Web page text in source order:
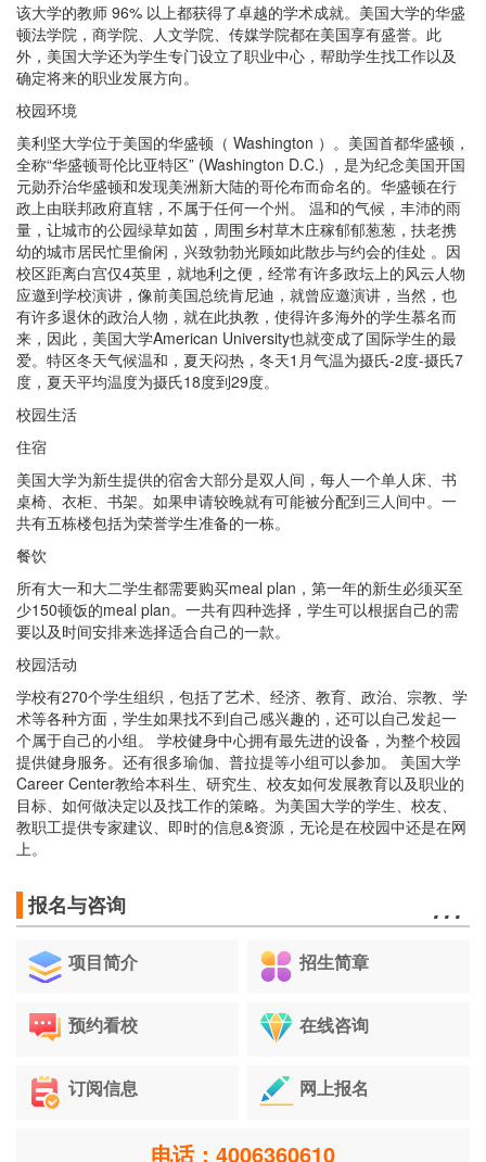
报名与咨询 …
项目简介 招生简章
预约看校 在线咨询
订阅信息 网上报名
电话：4006360610
该大学的教师 96% 以上都获得了卓越的学术成就。美国大学的华盛
顿法学院，商学院、人文学院、传媒学院都在美国享有盛誉。此
外，美国大学还为学生专门设立了职业中心，帮助学生找工作以及
确定将来的职业发展方向。
校园环境
美利坚大学位于美国的华盛顿（ Washington ）。美国首都华盛顿，
全称“华盛顿哥伦比亚特区” (Washington D.C.) ，是为纪念美国开国
元勋乔治华盛顿和发现美洲新大陆的哥伦布而命名的。华盛顿在行
政上由联邦政府直辖，不属于任何一个州。 温和的气候，丰沛的雨
量，让城市的公园绿草如茵，周围乡村草木庄稼郁郁葱葱，扶老携
幼的城市居民忙里偷闲，兴致勃勃光顾如此散步与约会的佳处 。因
校区距离白宫仅4英里，就地利之便，经常有许多政坛上的风云人物
应邀到学校演讲，像前美国总统肯尼迪，就曾应邀演讲，当然，也
有许多退休的政治人物，就在此执教，使得许多海外的学生慕名而
来，因此，美国大学American University也就变成了国际学生的最
爱。特区冬天气候温和，夏天闷热，冬天1月气温为摄氏-2度-摄氏7
度，夏天平均温度为摄氏18度到29度。
校园生活
住宿
美国大学为新生提供的宿舍大部分是双人间，每人一个单人床、书
桌椅、衣柜、书架。如果申请较晚就有可能被分配到三人间中。一
共有五栋楼包括为荣誉学生准备的一栋。
餐饮
所有大一和大二学生都需要购买meal plan，第一年的新生必须买至
少150顿饭的meal plan。一共有四种选择，学生可以根据自己的需
要以及时间安排来选择适合自己的一款。
校园活动
学校有270个学生组织，包括了艺术、经济、教育、政治、宗教、学
术等各种方面，学生如果找不到自己感兴趣的，还可以自己发起一
个属于自己的小组。 学校健身中心拥有最先进的设备，为整个校园
提供健身服务。还有很多瑜伽、普拉提等小组可以参加。 美国大学
Career Center教给本科生、研究生、校友如何发展教育以及职业的
目标、如何做决定以及找工作的策略。为美国大学的学生、校友、
教职工提供专家建议、即时的信息&资源，无论是在校园中还是在网
上。